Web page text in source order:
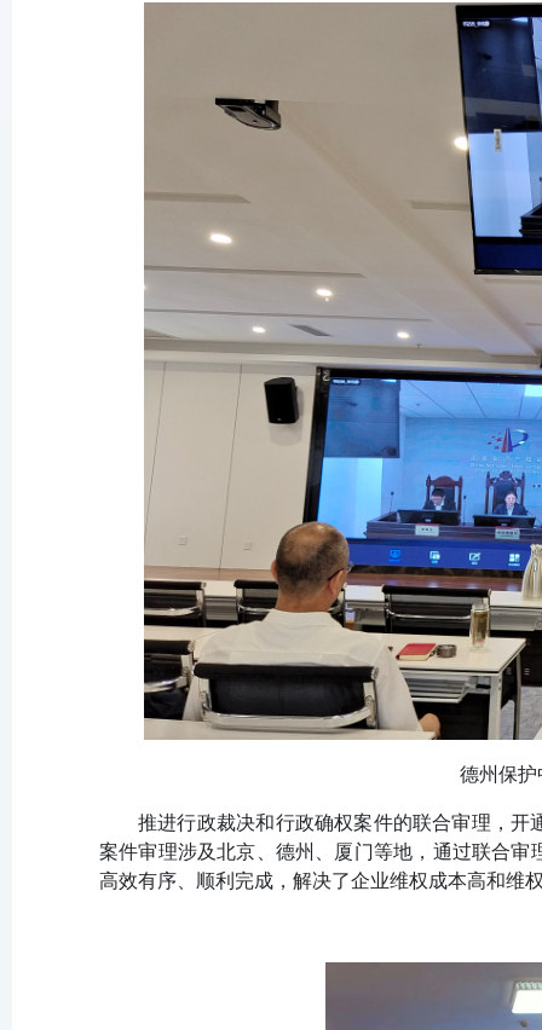
德州保
推进行政裁决和行政确权案件的联合审理，开
案件审理涉及北京、德州、厦门等地，通过联合
高效有序、顺利完成，解决了企业维权成本高和维